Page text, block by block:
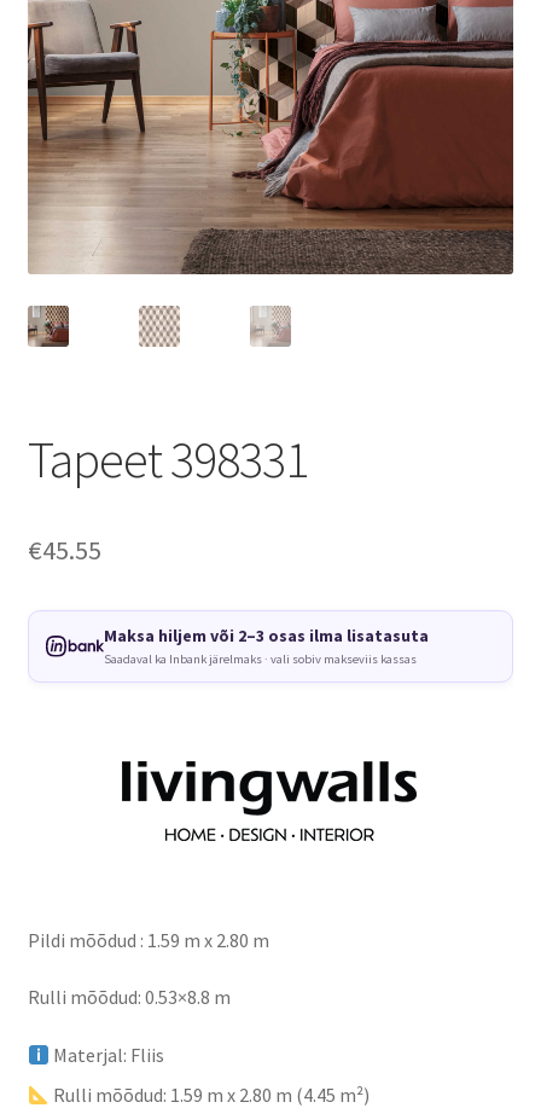
Tapeet 398331
€45.55
Maksa hiljem või 2–3 osas ilma lisatasuta
Saadaval ka Inbank järelmaks · vali sobiv makseviis kassas
Pildi mõõdud : 1.59 m x 2.80 m
Rulli mõõdud: 0.53×8.8 m
Materjal: Fliis
Rulli mõõdud: 1.59 m x 2.80 m (4.45 m²)